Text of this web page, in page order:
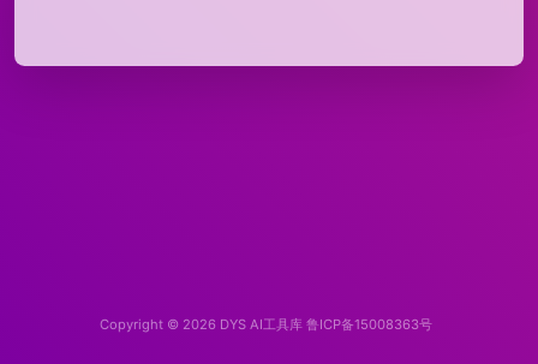
Copyright © 2026 DYS AI工具库 鲁ICP备15008363号